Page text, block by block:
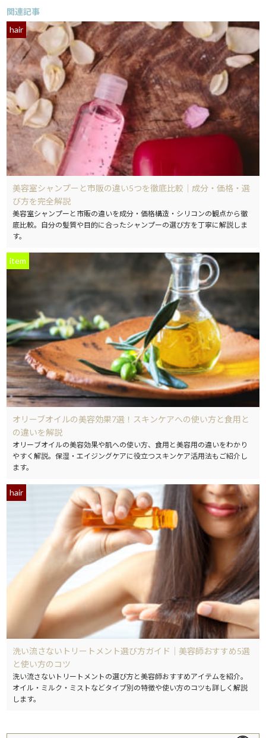
関連記事
hair
美容室シャンプーと市販の違い5つを徹底比較｜成分・価格・選
び方を完全解説
美容室シャンプーと市販の違いを成分・価格構造・シリコンの観点から徹
底比較。自分の髪質や目的に合ったシャンプーの選び方を丁寧に解説しま
す。
item
オリーブオイルの美容効果7選！スキンケアへの使い方と食用と
の違いを解説
オリーブオイルの美容効果や肌への使い方、食用と美容用の違いをわかり
やすく解説。保湿・エイジングケアに役立つスキンケア活用法もご紹介し
ます。
hair
洗い流さないトリートメント選び方ガイド｜美容師おすすめ5選
と使い方のコツ
洗い流さないトリートメントの選び方と美容師おすすめアイテムを紹介。
オイル・ミルク・ミストなどタイプ別の特徴や使い方のコツも詳しく解説
します。